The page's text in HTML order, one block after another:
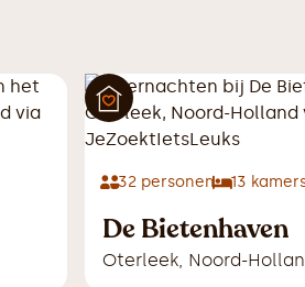
32 personen 13
De Bietenhaven
Oterleek, Noord-